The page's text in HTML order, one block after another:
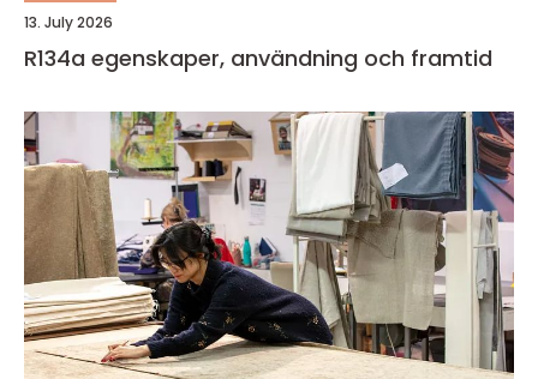
13. July 2026
R134a egenskaper, användning och framtid